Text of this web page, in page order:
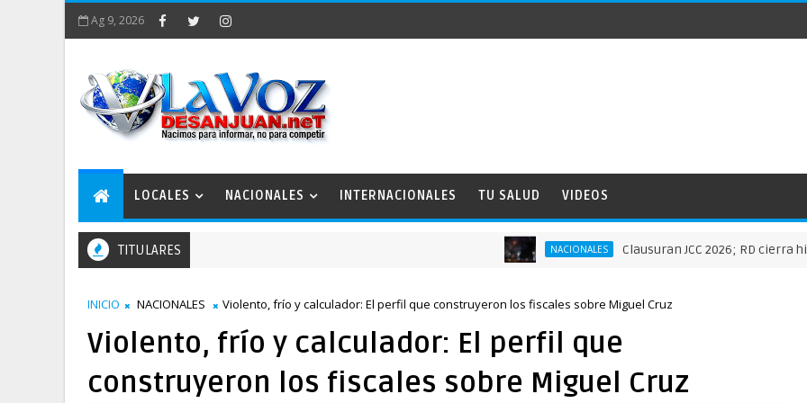
Ag 9, 2026
LOCALES NACIONALES INTERNACIONALES TU SALUD VIDEOS
TITULARES NACIONALES Clausuran JCC 2026; RD cierra
INICIO NACIONALES Violento, frío y calculador: El perfil que construyeron los fiscales sobre Miguel Cruz
Violento, frío y calculador: El perfil que
construyeron los fiscales sobre Miguel Cruz